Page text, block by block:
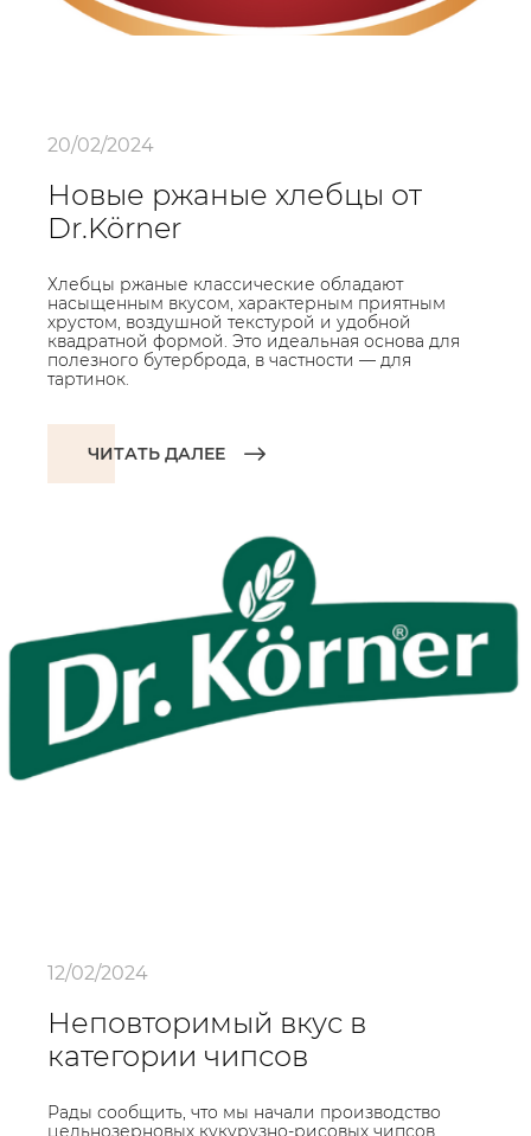
20/02/2024
Новые ржаные хлебцы от
Dr.Körner
Хлебцы ржаные классические обладают
насыщенным вкусом, характерным приятным
хрустом, воздушной текстурой и удобной
квадратной формой. Это идеальная основа для
полезного бутерброда, в частности — для
тартинок.
ЧИТАТЬ ДАЛЕЕ
12/02/2024
Неповторимый вкус в
категории чипсов
Рады сообщить, что мы начали производство
цельнозерновых кукурузно-рисовых чипсов